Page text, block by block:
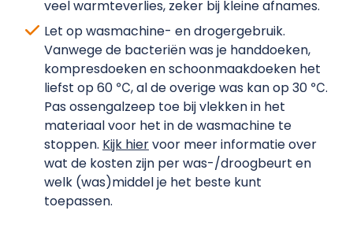
veel warmteverlies, zeker bij kleine afnames.
Let op wasmachine- en drogergebruik.
Vanwege de bacteriën was je handdoeken,
kompresdoeken en schoonmaakdoeken het
liefst op 60 ℃, al de overige was kan op 30 ℃.
Pas ossengalzeep toe bij vlekken in het
materiaal voor het in de wasmachine te
stoppen. Kijk hiervoor meer informatie over
wat de kosten zijn per was-/droogbeurt en
welk (was)middel je het beste kunt
toepassen.